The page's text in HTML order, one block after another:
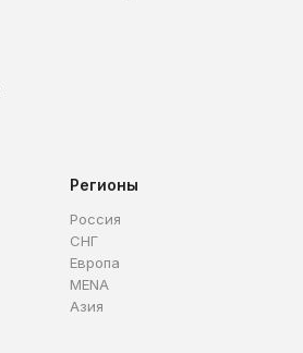
Регионы
Россия
СНГ
Европа
MENA
Азия